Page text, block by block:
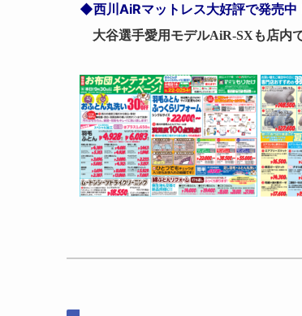
◆西川AiRマットレス大好評で発売中
大谷選手愛用モデルAiR-SXも店内